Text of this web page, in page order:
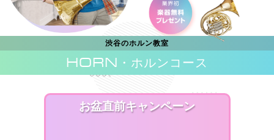
渋谷のホルン教室
HORN ・ホルンコース
お盆直前キャンペーン